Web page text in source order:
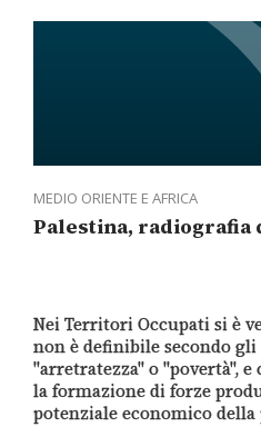
MEDIO ORIENTE E AFRICA
Palestina, radiografia
Nei Territori Occupati si è
non è definibile secondo
"arretratezza" o "povertà",
la formazione di forze
potenziale economico della